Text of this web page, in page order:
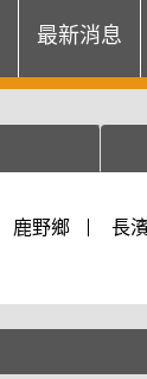
最新消息
鹿野鄉 長